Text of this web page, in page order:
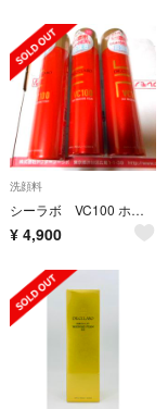
洗顔料
シーラボ VC100 ホットウォッシングフォーム 120ｇ 3本
¥ 4,900